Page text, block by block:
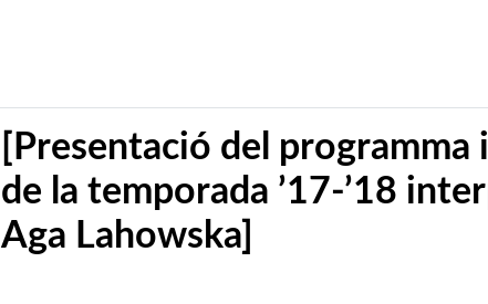
[Presentació del programma
de la temporada ’17-’18
Aga Lahowska]